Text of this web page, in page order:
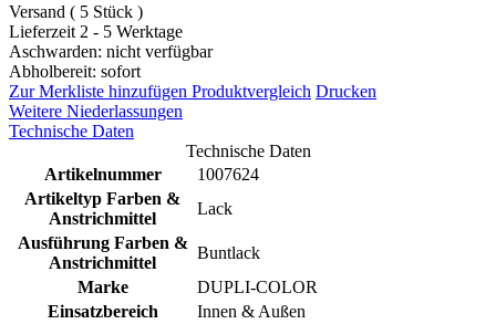
Versand ( 5 Stück )
Lieferzeit 2 - 5 Werktage
Aschwarden: nicht verfügbar
Abholbereit: sofort
Zur Merkliste hinzufügen Produktvergleich Drucken
Weitere Niederlassungen
Technische Daten
Technische Daten
Artikelnummer
1007624
Artikeltyp Farben &
Anstrichmittel
Lack
Ausführung Farben &
Anstrichmittel
Buntlack
Marke
DUPLI-COLOR
Einsatzbereich
Innen & Außen